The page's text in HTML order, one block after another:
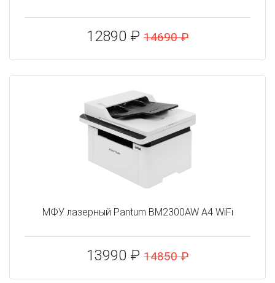
12890 ₽ 14690 ₽
МФУ лазерный Pantum BM2300AW A4 WiFi
13990 ₽ 14850 ₽